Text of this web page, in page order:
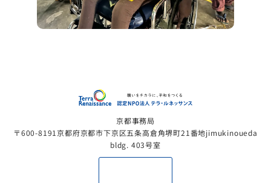
京都事務局
〒600-8191京都府京都市下京区五条高倉角堺町21番地jimukinoueda
bldg. 403号室